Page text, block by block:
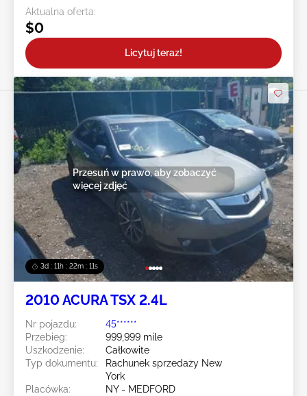
Aktualna oferta:
$0
Licytuj teraz!
3d : 11h : 22m : 08s
Przesuń w prawo, aby zobaczyć
więcej zdjęć
2010 ACURA TSX 2.4L
Nr pojazdu:
45******
Przebieg:
999,999 mile
Uszkodzenie:
Całkowite
Typ dokumentu:
Rachunek sprzedaży New
York
Placówka:
NY - MEDFORD